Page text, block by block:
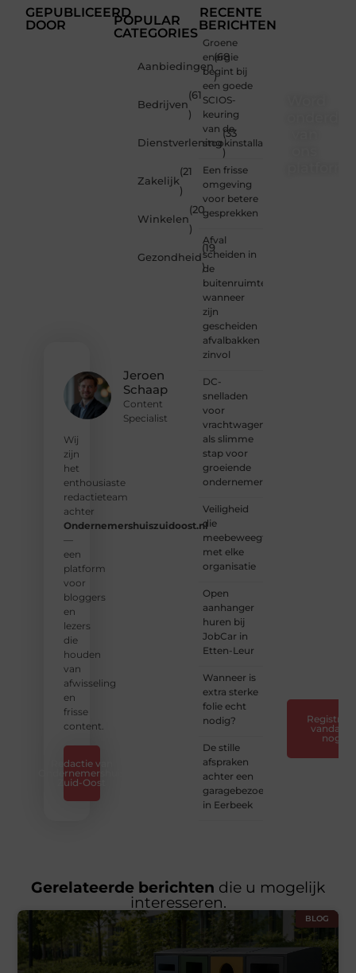
GEPUBLICEERD
DOOR
Jeroen
Schaap
Content
Specialist
Wij
zijn
het
enthousiaste
redactieteam
achter
Ondernemershuiszuidoost.nl
—
een
platform
voor
bloggers
en
lezers
die
houden
van
afwisseling
en
frisse
content.
Redactie van
Ondernemershuis
Zuid-Oost
POPULAR
CATEGORIES
Aanbiedingen
(68
)
Bedrijven
(61
)
Dienstverlening
(33
)
Zakelijk
(21
)
Winkelen
(20
)
Gezondheid
(19
)
RECENTE
BERICHTEN
Groene
energie
begint bij
een goede
SCIOS-
keuring
van de
stookinstallatie
Een frisse
omgeving
voor betere
gesprekken
Afval
scheiden in
de
buitenruimte:
wanneer
zijn
gescheiden
afvalbakken
zinvol
DC-
snelladen
voor
vrachtwagens
als slimme
stap voor
groeiende
ondernemers
Veiligheid
die
meebeweegt
met elke
organisatie
Open
aanhanger
huren bij
JobCar in
Etten-Leur
Wanneer is
extra sterke
folie echt
nodig?
De stille
afspraken
achter een
garagebezoek
in Eerbeek
Registreer
vandaag
nog
Gerelateerde berichten die u mogelijk
interesseren.
BLOG